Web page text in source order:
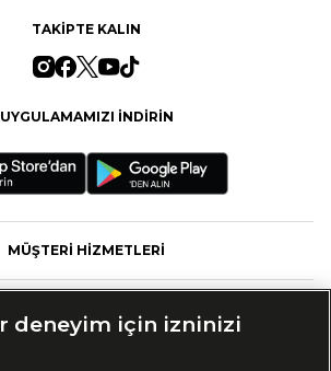
TAKİPTE KALIN
UYGULAMAMIZI İNDİRİN
MÜŞTERİ HİZMETLERİ
deneyim için izninizi